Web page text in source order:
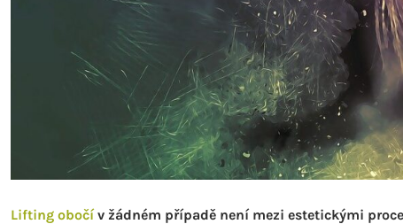
Lifting obočív žádném případě není mezi estetickými